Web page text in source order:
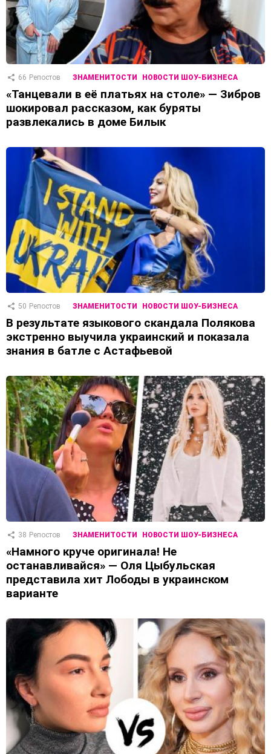
66 Репостов ЗНАМЕНИТОСТИ НОВОСТИ ШОУ-БИЗНЕСА
«Танцевали в её платьях на столе» — Зибров
шокировал рассказом, как буряты
развлекались в доме Билык
50 Репостов ЗНАМЕНИТОСТИ НОВОСТИ ШОУ-БИЗНЕСА
В результате языкового скандала Полякова
экстренно выучила украинский и показала
знания в батле с Астафьевой
38 Репостов ЗНАМЕНИТОСТИ НОВОСТИ ШОУ-БИЗНЕСА
«Намного круче оригинала! Не
останавливайся» — Оля Цыбульская
представила хит Лободы в украинском
варианте